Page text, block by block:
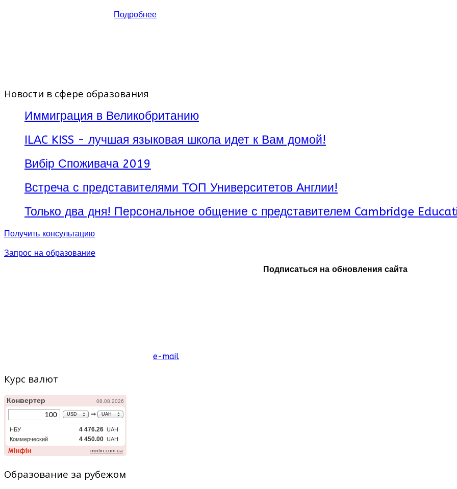
получать стипендию и помощь в трудоустройстве, учиться в небольших группах (15-
Подробнее
Новости в сфере образования
Иммиграция в Великобританию
ILAC KISS - лучшая языковая школа идет к Вам домой!
Вибір Споживача 2019
Встреча с представителями ТОП Университетов Англии!
Только два дня! Персональное общение с представителем Cambridge
Получить консультацию
Запрос на образование
Подписаться на обновления сайта
e-mail
Курс валют
Образование за рубежом